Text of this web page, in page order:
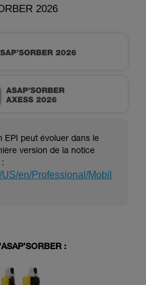
2026
EPI peut évoluer dans le
version de la notice
:
en/Professional/Mobil
: